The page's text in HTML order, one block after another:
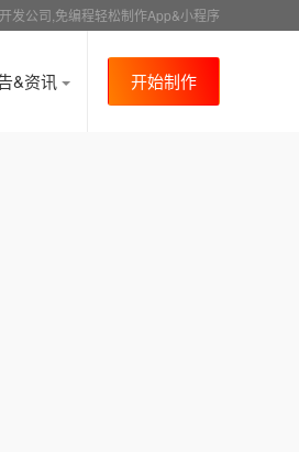
发公司,免编程轻松制作App&小程序
&资讯 开始制作